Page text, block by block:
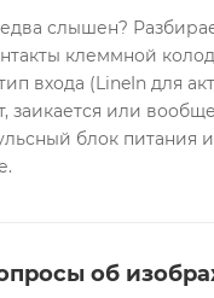
слышен?
клеммной
входа (LineIn для
заикается или
блок питания
об